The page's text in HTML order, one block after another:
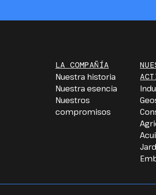
LA COMPAÑÍA
Nuestra historia
Nuestra esencia
Nuestros
compromisos